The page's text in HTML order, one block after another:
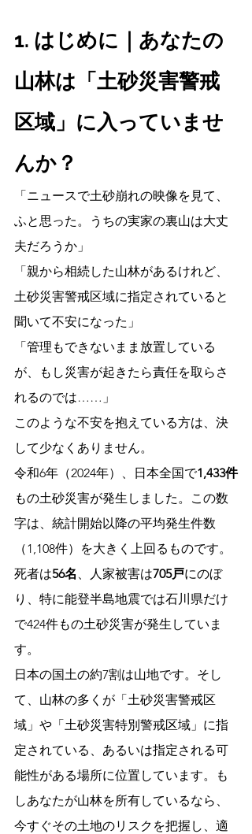
1. はじめに｜あなたの
山林は「土砂災害警戒
区域」に入っていませ
んか？
「ニュースで土砂崩れの映像を見て、
ふと思った。うちの実家の裏山は大丈
夫だろうか」
「親から相続した山林があるけれど、
土砂災害警戒区域に指定されていると
聞いて不安になった」
「管理もできないまま放置している
が、もし災害が起きたら責任を取らさ
れるのでは……」
このような不安を抱えている方は、決
して少なくありません。
令和6年（2024年）、日本全国で1,433件
もの土砂災害が発生しました。この数
字は、統計開始以降の平均発生件数
（1,108件）を大きく上回るものです。
死者は56名 、人家被害は705戸にのぼ
り、特に能登半島地震では石川県だけ
で424件もの土砂災害が発生していま
す。
日本の国土の約7割は山地です。そし
て、山林の多くが「土砂災害警戒区
域」や「土砂災害特別警戒区域」に指
定されている、あるいは指定される可
能性がある場所に位置しています。も
しあなたが山林を所有しているなら、
今すぐその土地のリスクを把握し、適